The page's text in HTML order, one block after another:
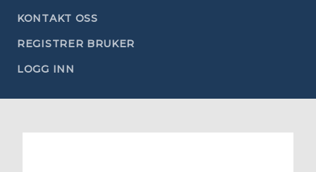
KONTAKT OSS
REGISTRER BRUKER
LOGG INN